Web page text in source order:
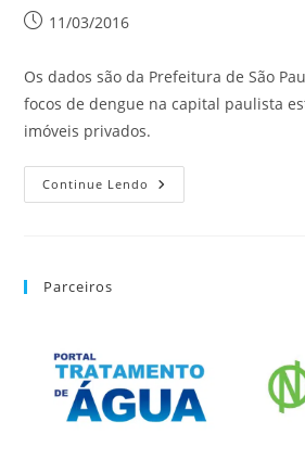
11/03/2016
Os dados são da Prefeitura de São
focos de dengue na capital paulista
imóveis privados.
Continue Lendo
Parceiros